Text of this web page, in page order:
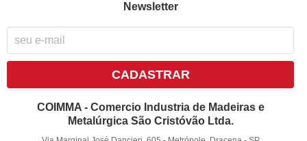
Newsletter
CADASTRAR
COIMMA - Comercio Industria de Madeiras e
Metalúrgica São Cristóvão Ltda.